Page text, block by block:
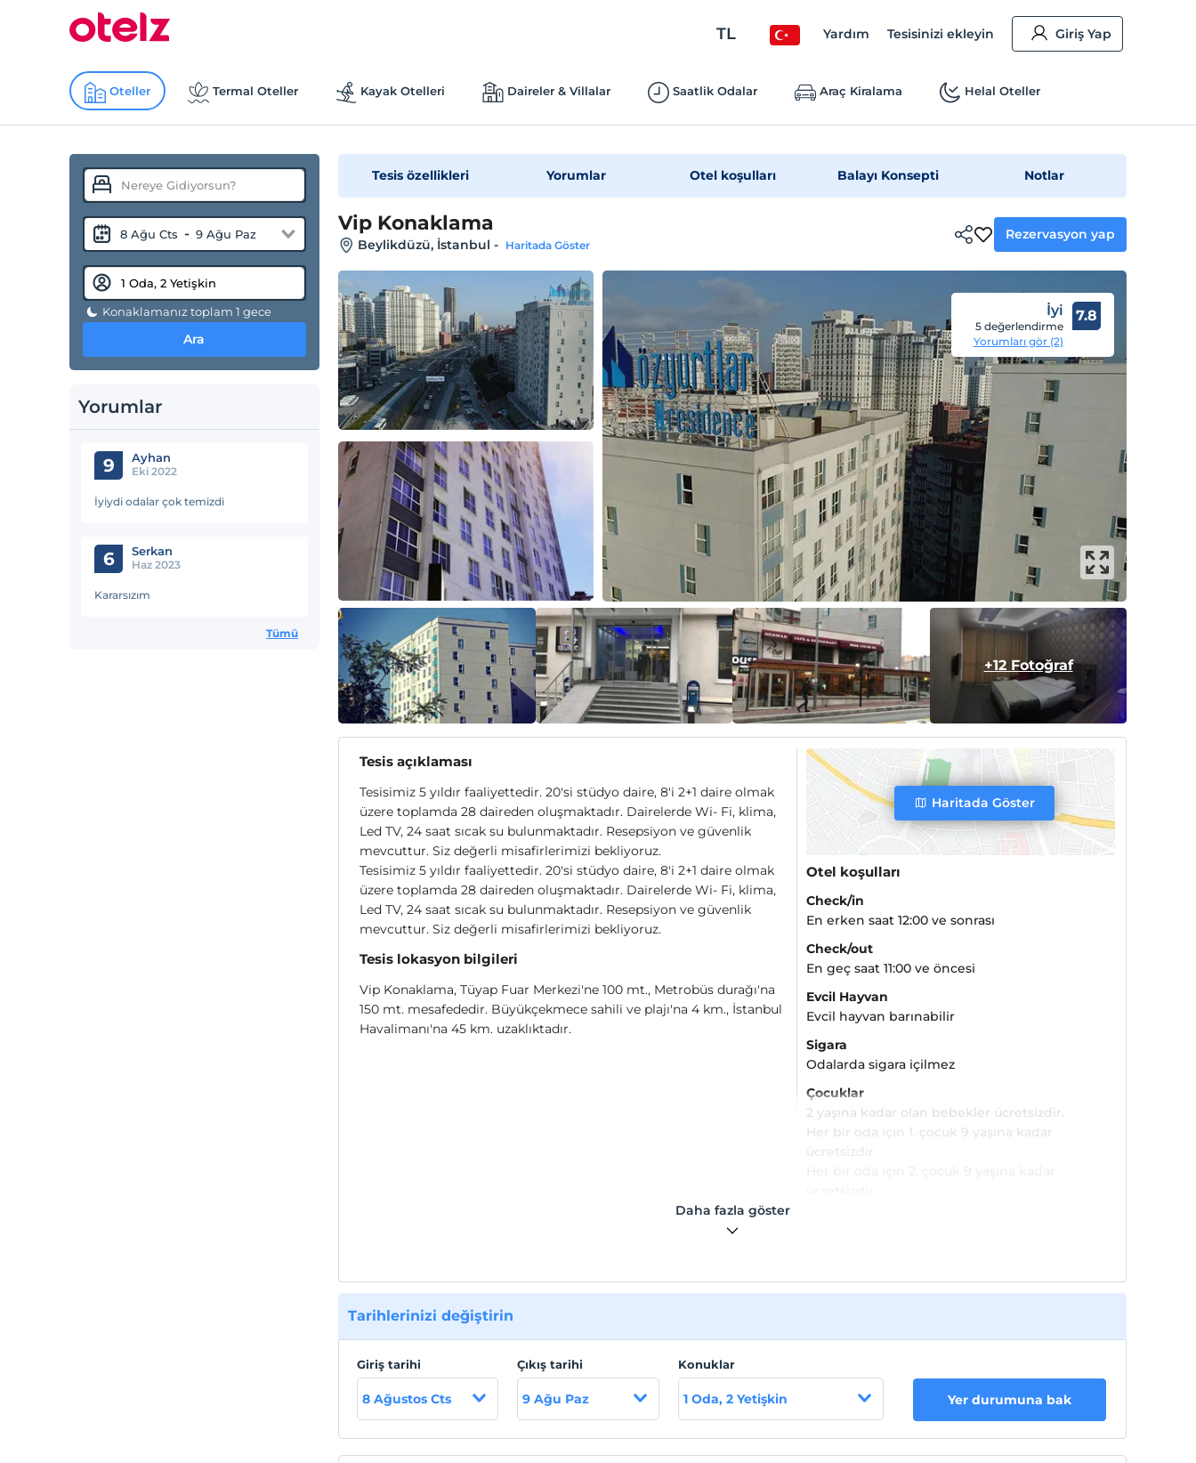
TL Yardım Tesisinizi ekleyin Giriş Yap
Oteller Termal Oteller Kayak Otelleri Daireler & Villalar Saatlik Odalar Araç Kiralama Helal Oteller
8 Ağu Cts - 9 Ağu Paz
Konaklamanız toplam 1 gece
Ara
Yorumlar
9 Ayhan
Eki 2022
İyiydi odalar çok temizdi
6 Serkan
Haz 2023
Kararsızım
Tümü
Tesis özellikleri Yorumlar Otel koşulları Balayı Konsepti Notlar
Vip Konaklama
Beylikdüzü, İstanbul - Haritada Göster
Rezervasyon yap
İyi
5 değerlendirme
Yorumları gör (2)
7.8
+12 Fotoğraf
Tesis açıklaması
Tesisimiz 5 yıldır faaliyettedir. 20'si stüdyo daire, 8'i 2+1 daire olmak
üzere toplamda 28 daireden oluşmaktadır. Dairelerde Wi- Fi, klima,
Led TV, 24 saat sıcak su bulunmaktadır. Resepsiyon ve güvenlik
mevcuttur. Siz değerli misafirlerimizi bekliyoruz.
Tesisimiz 5 yıldır faaliyettedir. 20'si stüdyo daire, 8'i 2+1 daire olmak
üzere toplamda 28 daireden oluşmaktadır. Dairelerde Wi- Fi, klima,
Led TV, 24 saat sıcak su bulunmaktadır. Resepsiyon ve güvenlik
mevcuttur. Siz değerli misafirlerimizi bekliyoruz.
Tesis lokasyon bilgileri
Vip Konaklama, Tüyap Fuar Merkezi'ne 100 mt., Metrobüs durağı'na
150 mt. mesafededir. Büyükçekmece sahili ve plajı'na 4 km., İstanbul
Havalimanı'na 45 km. uzaklıktadır.
Haritada Göster
Otel koşulları
Check/in
En erken saat 12:00 ve sonrası
Check/out
En geç saat 11:00 ve öncesi
Evcil Hayvan
Evcil hayvan barınabilir
Sigara
Odalarda sigara içilmez
Çocuklar
2 yaşına kadar olan bebekler ücretsizdir.
Her bir oda için 1. çocuk 9 yaşına kadar
ücretsizdir
Daha fazla göster
Tarihlerinizi değiştirin
Giriş tarihi
8 Ağustos Cts
Çıkış tarihi
9 Ağu Paz
Konuklar
1 Oda, 2 Yetişkin Yer durumuna bak